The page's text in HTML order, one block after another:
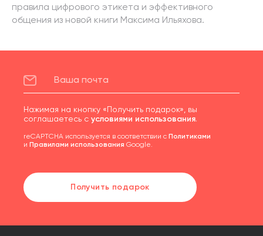
правила цифрового этикета и эффективного
общения из новой книги Максима Ильяхова.
Нажимая на кнопку «Получить подарок», вы
соглашаетесь с условиями использования.
reCAPTCHA используется в соответствии с Политиками
и Правилами использования Google.
Получить подарок